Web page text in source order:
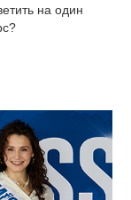
на один